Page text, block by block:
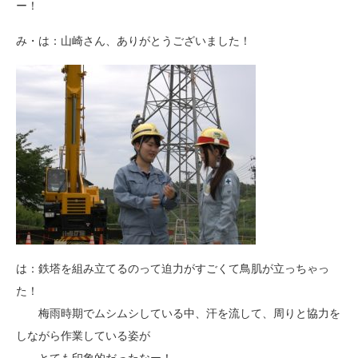
ー！
み・は：山崎さん、ありがとうございました！
は：鉄塔を組み立てるのって迫力がすごくて鳥肌が立っちゃっ
た！
梅雨時期でムシムシしている中、汗を流して、周りと協力を
しながら作業している姿が